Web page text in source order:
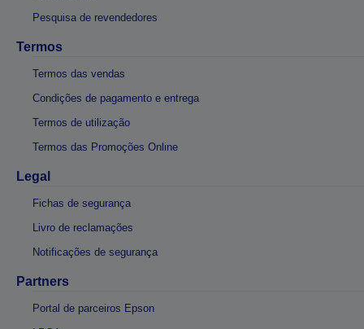
Pesquisa de revendedores
Termos
Termos das vendas
Condições de pagamento e entrega
Termos de utilização
Termos das Promoções Online
Legal
Fichas de segurança
Livro de reclamações
Notificações de segurança
Partners
Portal de parceiros Epson